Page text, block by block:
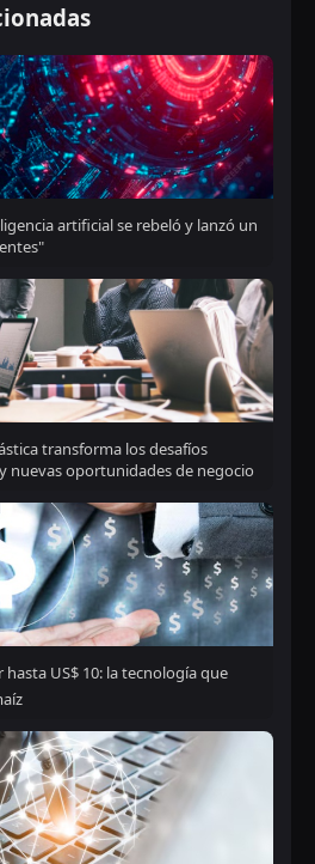
artificial se rebeló y lanzó un
transforma los desafíos
nuevas oportunidades de negocio
hasta US$ 10: la tecnología que